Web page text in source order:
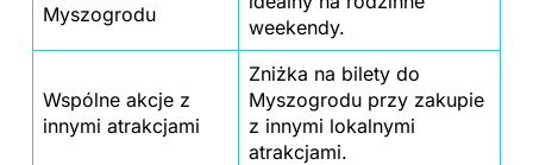
Myszogrodu
weekendy.
Wspólne akcje z
innymi atrakcjami
Zniżka na bilety do
Myszogrodu przy zakupie
z innymi lokalnymi
atrakcjami.